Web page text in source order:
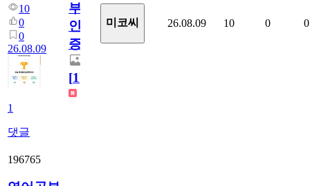
10
0
0
26.08.09
1
댓글
부
인
증
[1]
미코씨 26.08.09 10 0 0
196765